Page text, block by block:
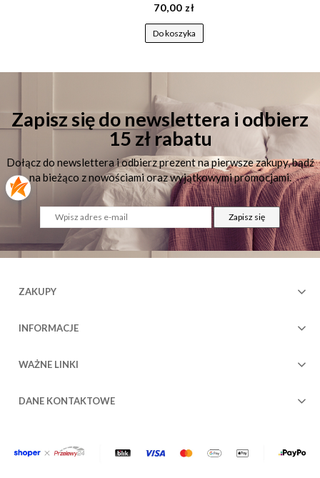
70,00 zł
Do koszyka
Zapisz się do newslettera i odbierz
15 zł rabatu
Dołącz do newslettera i odbierz prezent na pierwsze zakupy, bądź
na bieżąco z nowościami oraz wyjątkowymi promocjami.
Zapisz się
ZAKUPY
INFORMACJE
WAŻNE LINKI
DANE KONTAKTOWE